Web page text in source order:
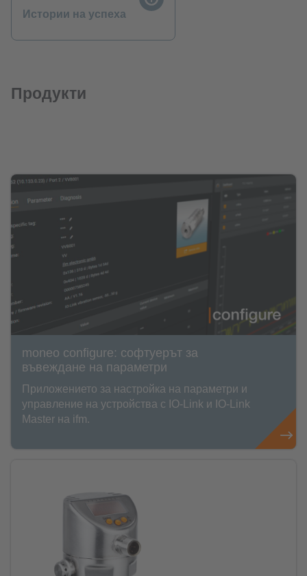
Истории на успеха
Продукти
moneo configure: софтуерът за
въвеждане на параметри
Приложението за настройка на параметри и
управление на устройства с IO-Link и IO-Link
Master на ifm.